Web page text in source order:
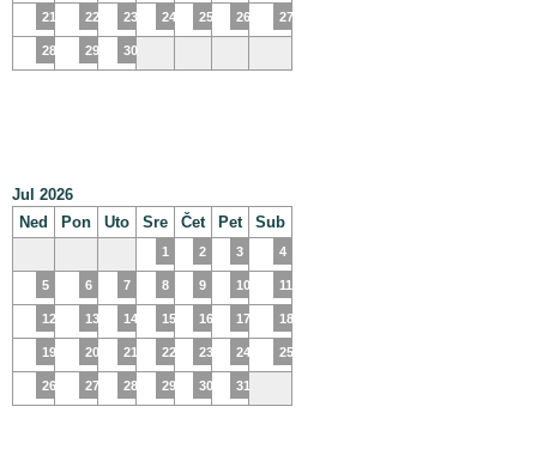
21 22 23 24 25 26 27
28 29 30
Jul 2026
Ned
Pon Uto Sre Čet Pet Sub
1 2 3 4
5 6 7 8 9 10 11
12 13 14 15 16 17 18
19 20 21 22 23 24 25
26 27 28 29 30 31